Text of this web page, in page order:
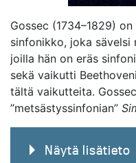
Gossec (1734–1829)
sinfonikko, joka sävelsi
joilla hän on eräs
sekä vaikutti
tältä vaikutteita.
”metsästyssinfonian”
Näytä lisätieto